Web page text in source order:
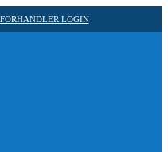
FORHANDLER LOGIN